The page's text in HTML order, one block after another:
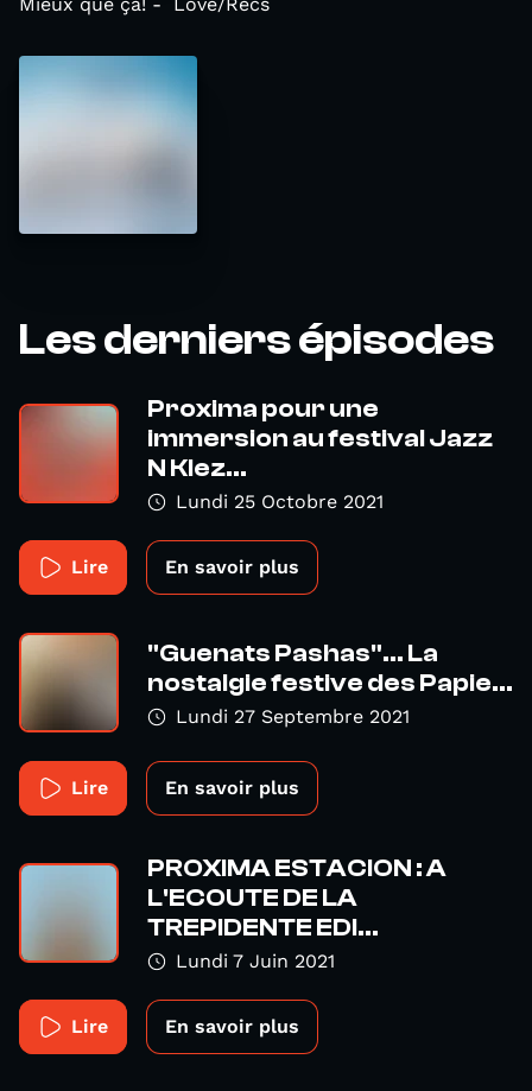
Les derniers épisodes
Proxima pour une
immersion au festival Jazz
N Klez...
Lundi 25 Octobre 2021
Lire En savoir plus
"Guenats Pashas"... La
nostalgie festive des Papie...
Lundi 27 Septembre 2021
Lire En savoir plus
PROXIMA ESTACION : A
L'ECOUTE DE LA
TREPIDENTE EDI...
Lundi 7 Juin 2021
Lire En savoir plus